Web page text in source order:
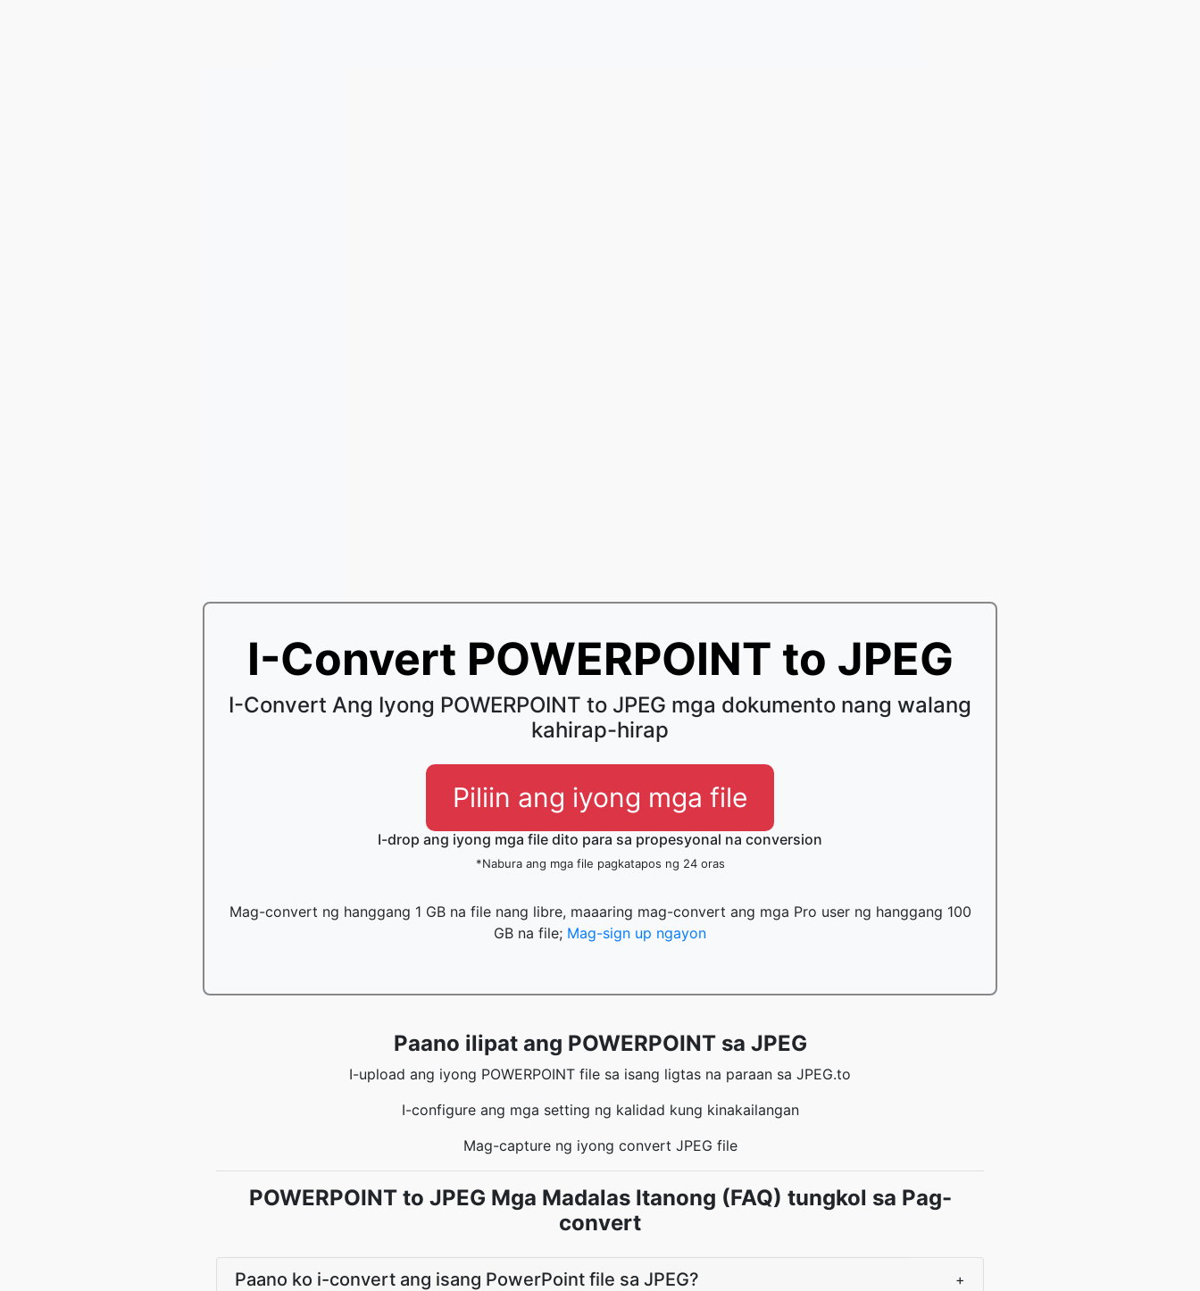
I-Convert POWERPOINT to JPEG
I-Convert Ang Iyong POWERPOINT to JPEG mga dokumento nang walang
kahirap-hirap
Piliin ang iyong mga file
I-drop ang iyong mga file dito para sa propesyonal na conversion
*Nabura ang mga file pagkatapos ng 24 oras
Mag-convert ng hanggang 1 GB na file nang libre, maaaring mag-convert ang mga Pro user ng hanggang 100
GB na file; Mag-sign up ngayon
Paano ilipat ang POWERPOINT sa JPEG
I-upload ang iyong POWERPOINT file sa isang ligtas na paraan sa JPEG.to
I-configure ang mga setting ng kalidad kung kinakailangan
Mag-capture ng iyong convert JPEG file
POWERPOINT to JPEG Mga Madalas Itanong (FAQ) tungkol sa Pag-
convert
Paano ko i-convert ang isang PowerPoint file sa JPEG? +